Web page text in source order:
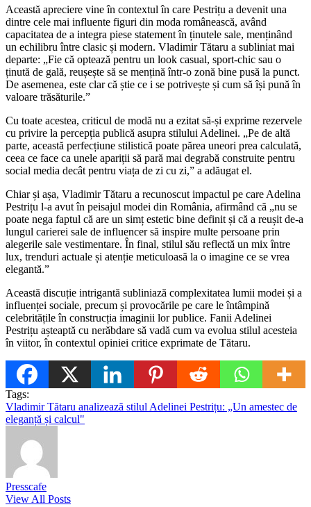
Această apreciere vine în contextul în care Pestrițu a devenit una
dintre cele mai influente figuri din moda românească, având
capacitatea de a integra piese statement în ținutele sale, menținând
un echilibru între clasic și modern. Vladimir Tătaru a subliniat mai
departe: „Fie că optează pentru un look casual, sport-chic sau o
ținută de gală, reușește să se mențină într-o zonă bine pusă la punct.
De asemenea, este clar că știe ce i se potrivește și cum să își pună în
valoare trăsăturile.”
Cu toate acestea, criticul de modă nu a ezitat să-și exprime rezervele
cu privire la percepția publică asupra stilului Adelinei. „Pe de altă
parte, această perfecțiune stilistică poate părea uneori prea calculată,
ceea ce face ca unele apariții să pară mai degrabă construite pentru
social media decât pentru viața de zi cu zi,” a adăugat el.
Chiar și așa, Vladimir Tătaru a recunoscut impactul pe care Adelina
Pestrițu l-a avut în peisajul modei din România, afirmând că „nu se
poate nega faptul că are un simț estetic bine definit și că a reușit de-a
lungul carierei sale de influencer să inspire multe persoane prin
alegerile sale vestimentare. În final, stilul său reflectă un mix între
lux, trenduri actuale și atenție meticuloasă la o imagine ce se vrea
elegantă.”
Această discuție intrigantă subliniază complexitatea lumii modei și a
influenței sociale, precum și provocările pe care le întâmpină
celebritățile în construcția imaginii lor publice. Fanii Adelinei
Pestrițu așteaptă cu nerăbdare să vadă cum va evolua stilul acesteia
în viitor, în contextul opiniei critice exprimate de Tătaru.
Tags:
Vladimir Tătaru analizează stilul Adelinei Pestrițu: „Un amestec de
eleganță și calcul"
Presscafe
View All Posts